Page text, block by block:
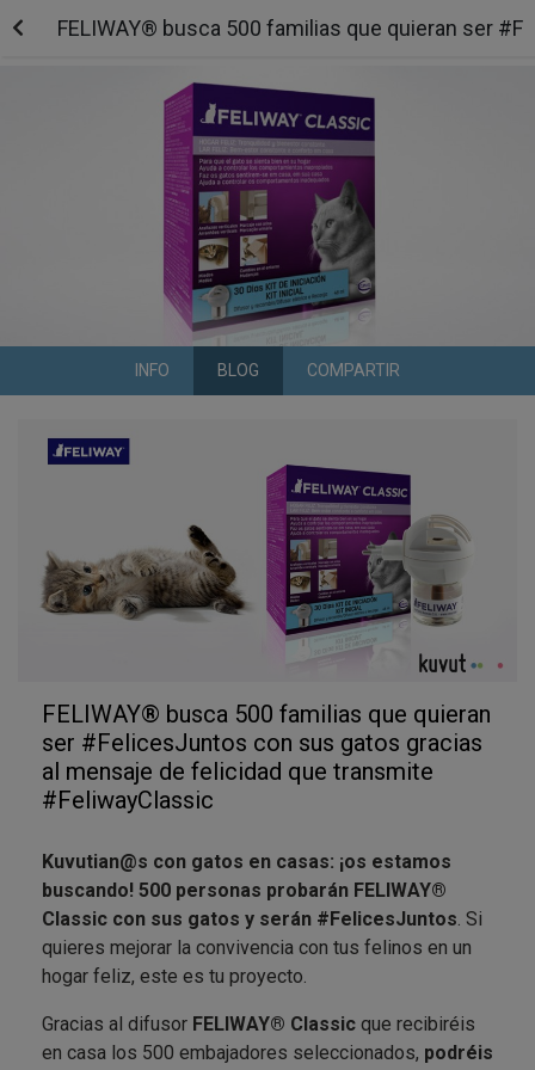
FELIWAY® busca 500 familias que quieran ser
INFO BLOG COMPARTIR
FELIWAY® busca 500 familias que quieran
ser #FelicesJuntos con sus gatos gracias
al mensaje de felicidad que transmite
#FeliwayClassic
Kuvutian@s con gatos en casas: ¡os estamos
buscando! 500 personas probarán FELIWAY®
Classic con sus gatos y serán #FelicesJuntos . Si
quieres mejorar la convivencia con tus felinos en un
hogar feliz, este es tu proyecto.
Gracias al difusor FELIWAY® Classic que recibiréis
en casa los 500 embajadores seleccionados, podréis